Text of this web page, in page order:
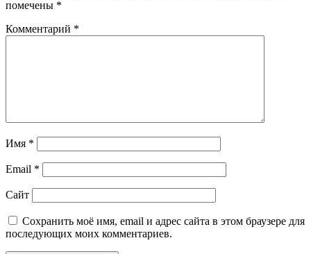
помечены *
Комментарий *
Имя *
Email *
Сайт
Сохранить моё имя, email и адрес сайта в этом браузере для
последующих моих комментариев.